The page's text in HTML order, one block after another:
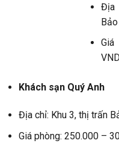
Địa
Khách sạn Quý Anh
Địa chỉ: Khu 3, thị trấn
Giá phòng: 250.000 –